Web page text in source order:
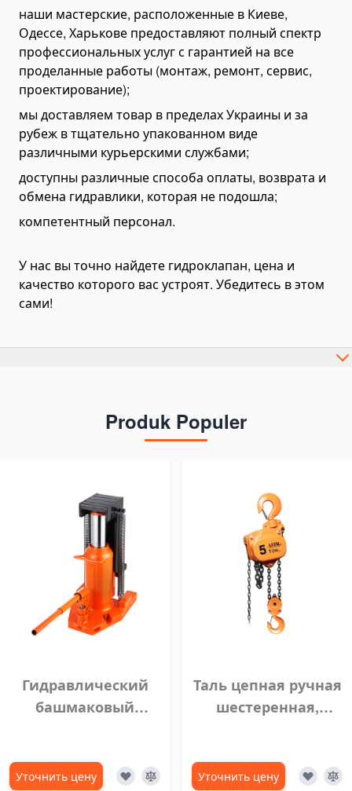
наши мастерские, расположенные в Киеве,
Одессе, Харькове предоставляют полный спектр
профессиональных услуг с гарантией на все
проделанные работы (монтаж, ремонт, сервис,
проектирование);
мы доставляем товар в пределах Украины и за
рубеж в тщательно упакованном виде
различными курьерскими службами;
доступны различные способа оплаты, возврата и
обмена гидравлики, которая не подошла;
компетентный персонал.
У нас вы точно найдете гидроклапан, цена и
качество которого вас устроят. Убедитесь в этом
сами!
Produk Populer
Гидравлический
башмаковый
мм)
Уточнить цену
Таль цепная ручная
шестеренная,
Уточнить цену